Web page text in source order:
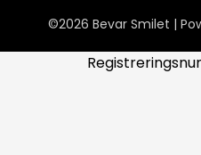
©2026 Bevar Smilet |